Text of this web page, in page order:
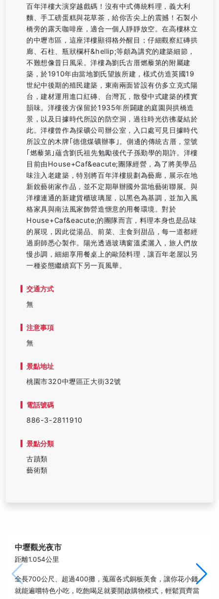
百年洋樓大演穿越戲碼！沒有中式傳統料理，義大利
麵、手工磅蛋糕與花草茶，給你舌尖上的震撼！石製小
橋旁的露天咖啡座，適合一個人靜靜放空。在高樓林立
的中壢市區，這座洋樓顯得格外醒目；仔細觀察紅磚拱
廊、石柱、瓶狀欄杆&hellip;等頗為講究的建築細節，
不難想像昔日風采。洋樓為劉氏古厝燃藜第的附屬建
築，於1910年由當地劉氏望族所建，樣式仿造英國19
世紀中後期的殖民建築，東南兩面皆設有仿多立克式陽
台，建材運用進口紅磚、台灣瓦，散發中式建築的樸實
韻味。洋樓後方保留於1935年所闢建的庭園與拱橋造
景，以及日據時代所設的防空洞，過往時光彷彿凝結於
此。洋樓曾作為採礦公司辦公室，入口處可見日據時代
所設立的木牌｢德億煤礦辦事｣。側邊的傳統古厝，堂號
｢燃藜第｣蘊含劉氏祖先勉勵後代子孫勤學的期許。洋樓
目前由House+Caf&eacute;團隊經營，為了將美學品
味注入老建築，特別將百年洋樓規劃為藝廊，展示在地
新銳藝術家作品，並不定期舉辦國外當地藝術聯展。與
洋樓連通的新建貨櫃玻璃屋，以黑色為基調，並加入風
格家具與南法風家飾營造愜意的用餐環境。對於
House+Caf&eacute;的團隊而言，料理本身也是品味
的展現，因此從湯品、前菜、主食到甜品，每一道都經
過廚師悉心製作。陽光透過玻璃窗溫柔灑入，旅人們放
慢步調，細細享用餐桌上的歐陸料理，讓百年老屋以另
一種姿態繼續寫下另一頁風華。
交通方式
無
注意事項
無
景點地址
桃園市320中壢區正大街32號
電話號碼
886-3-2811910
景點分類
古蹟類
藝術類
中壢觀光夜市
距離1.054公里
全長700公尺、超過400攤，蒐羅各式銅板美食，讓你花小錢
就能遍嚐特色小吃，吃飽喝足就要開啟購物模式，輕鬆買齊當